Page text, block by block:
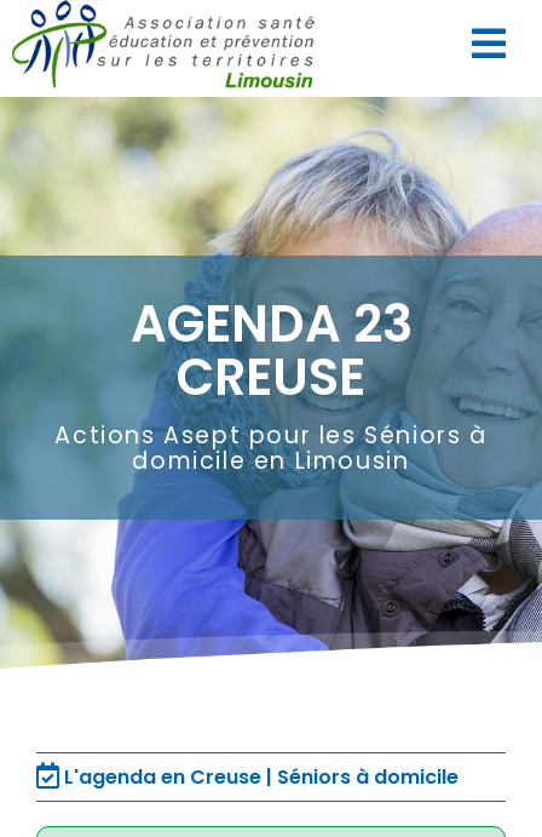
AGENDA 23
CREUSE
Actions Asept pour les Séniors à
domicile en Limousin
L'agenda en Creuse | Séniors à domicile